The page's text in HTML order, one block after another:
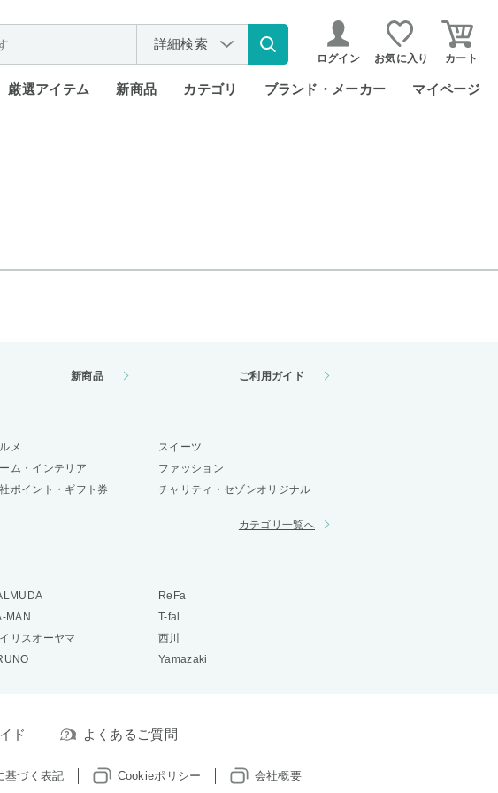
詳細検索
ログイン お気に入り カート
厳選アイテム 新商品 カテゴリ ブランド・メーカー マイページ
新商品 ご利用ガイド
メ
スイーツ
ム・インテリア
ファッション
ポイント・ギフト券 チャリティ・セゾンオリジナル
カテゴリ一覧へ
ReFa
MAN
T-fal
リスオーヤマ
西川
Yamazaki
ド よくあるご質問
基づく表記 Cookieポリシー 会社概要